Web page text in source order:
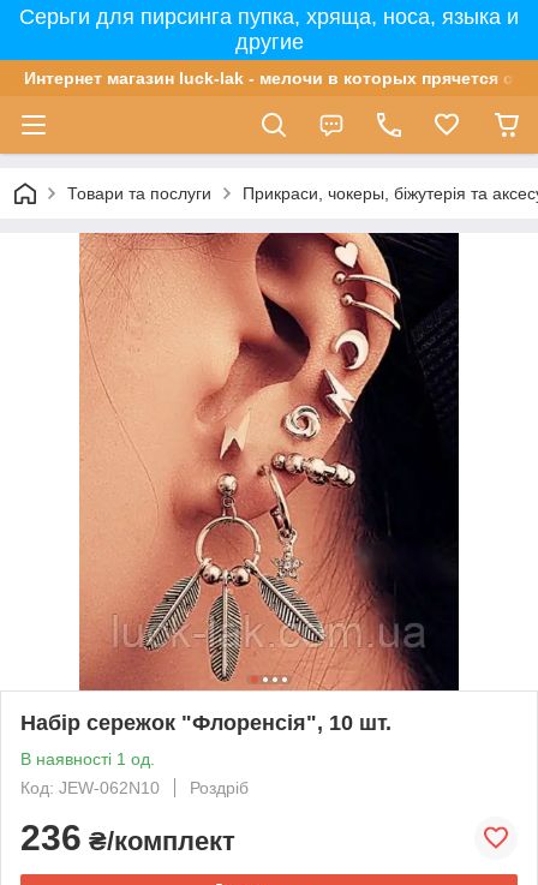
Серьги для пирсинга пупка, хряща, носа, языка и
другие
Интернет магазин luck-lak - мелочи в которых прячется
Товари та послуги Прикраси, чокеры, біжутерія та
Набір сережок "Флоренсія", 10 шт.
В наявності 1 од.
Код: JEW-062N10
Роздріб
236 ₴/комплект